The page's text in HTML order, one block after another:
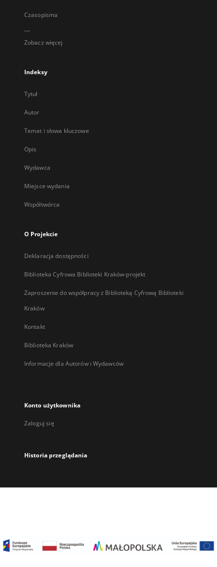
Czasopisma
...
Zobacz więcej
Indeksy
Tytuł
Autor
Temat i słowa kluczowe
Opis
Wydawca
Miejsce wydania
Współtwórca
O Projekcie
Deklaracja dostępności
Biblioteka Cyfrowa Biblioteki Kraków-projekt
Zaproszenie do współpracy z Biblioteką Cyfrową Biblioteki
Kraków
Kontakt
Biblioteka Kraków
Informacje dla Autorów i Wydawców
Konto użytkownika
Zaloguj się
Historia przeglądania